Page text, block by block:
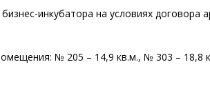
инкубатора на условиях договора
№ 205 – 14,9 кв.м., № 303 – 18,8